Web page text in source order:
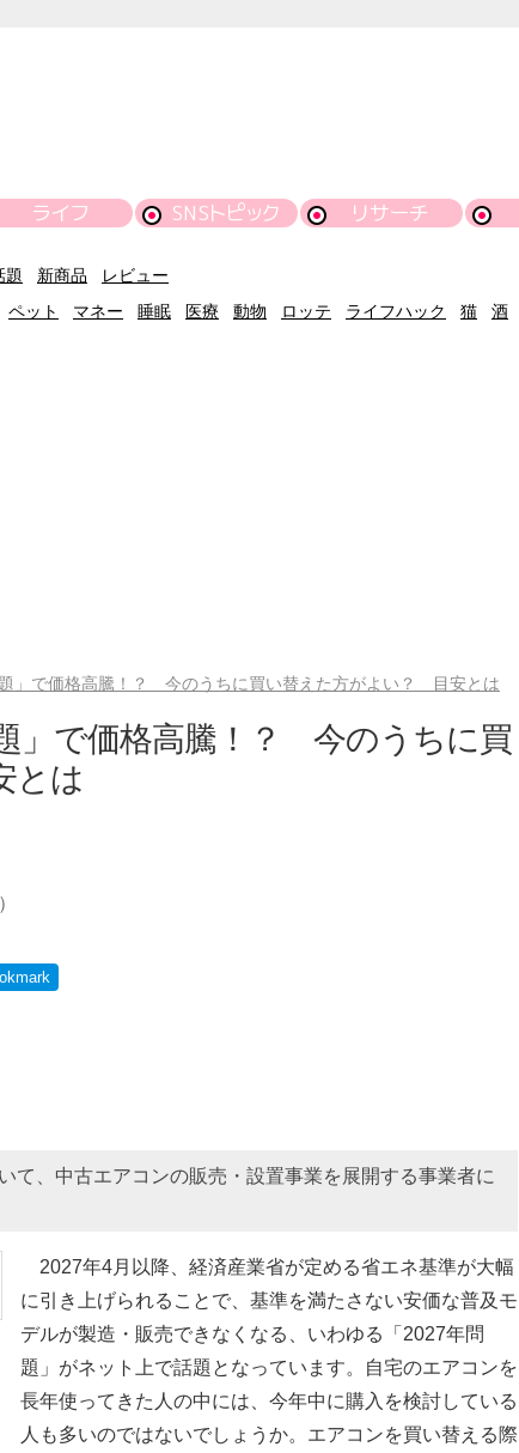
ライフ SNSトピック リサーチ
題 新商品
レビュー
ペット マネー 睡眠 医療 動物 ロッテ ライフハック 猫 酒
題」で価格高騰！？ 今のうちに買い替えた方がよい？ 目安とは
」で価格高騰！？ 今のうちに買
とは
て、中古エアコンの販売・設置事業を展開する事業者に
2027年4月以降、経済産業省が定める省エネ基準が大幅
に引き上げられることで、基準を満たさない安価な普及モ
デルが製造・販売できなくなる、いわゆる「2027年問
題」がネット上で話題となっています。自宅のエアコンを
長年使ってきた人の中には、今年中に購入を検討している
人も多いのではないでしょうか。エアコンを買い替える際